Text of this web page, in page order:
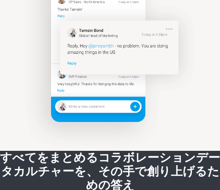
すべてをまとめるコラボレーションデー
タカルチャーを、その手で創り上げるた
めの答え